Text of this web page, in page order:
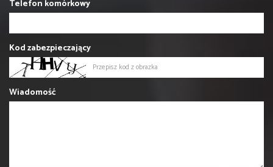
Telefon komórkowy
Kod zabezpieczający
Wiadomość